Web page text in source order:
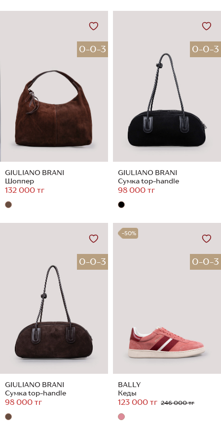
0-0-3
GIULIANO BRANI
Шоппер
132 000 тг
0-0-3
GIULIANO BRANI
Сумка top-handle
98 000 тг
0-0-3
GIULIANO BRANI
Сумка top-handle
98 000 тг
-50%
0-0-3
BALLY
Кеды
123 000 тг 246 000 тг